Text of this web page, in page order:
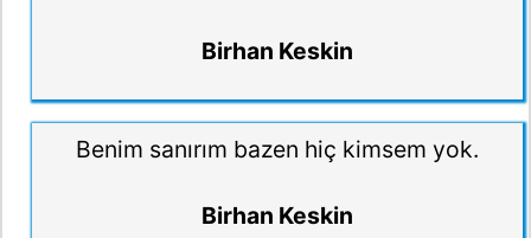
Birhan Keskin
Benim sanırım bazen hiç kimsem yok.
Birhan Keskin